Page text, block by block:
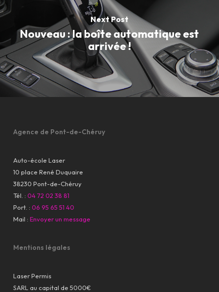
Next Post
Nouveau : la boîte automatique est
arrivée !
Agence de Pont-de-Chéruy
Auto-école Laser
10 place René Duquaire
38230 Pont-de-Chéruy
Tél. : 04 72 02 38 81
Port. : 06 95 65 51 40
Mail : Envoyer un message
Mentions légales
Laser Permis
SARL au capital de 5000€